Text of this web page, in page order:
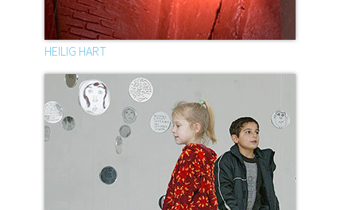
HEILIG HART